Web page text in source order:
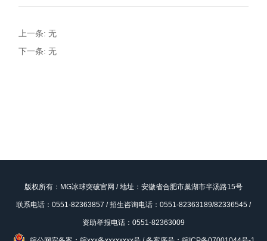
上一条: 无
下一条: 无
版权所有：MG冰球突破官网 / 地址：安徽省合肥市巢湖市半汤路15号
联系电话：0551-82363857 / 招生咨询电话：0551-82363189/82336545 /
资助举报电话：0551-82363009